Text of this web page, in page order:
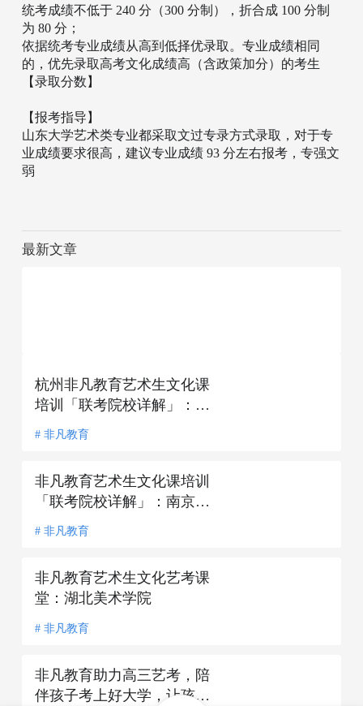
统考成绩不低于 240 分（300 分制），折合成 100 分制
为 80 分；
依据统考专业成绩从高到低择优录取。专业成绩相同
的，优先录取高考文化成绩高（含政策加分）的考生
【录取分数】
【报考指导】
山东大学艺术类专业都采取文过专录方式录取，对于专
业成绩要求很高，建议专业成绩 93 分左右报考，专强文
弱
最新文章
非凡教育艺术生文化课「艺
考行业资讯」：山东大学
杭州非凡教育艺术生文化课
培训「联考院校详解」：中
国矿业大学
# 非凡教育
非凡教育艺术生文化课培训
「联考院校详解」：南京航
空航天大学
# 非凡教育
非凡教育艺术生文化艺考课
堂：湖北美术学院
# 非凡教育
非凡教育助力高三艺考，陪
伴孩子考上好大学，让孩子